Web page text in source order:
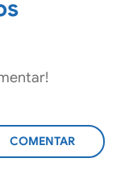
ADICIONAR